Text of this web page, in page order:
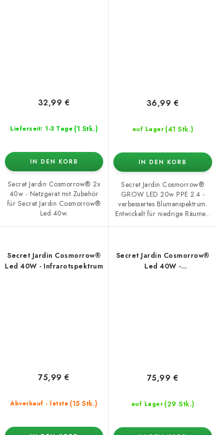
Lieferzeit: 1-3 Tage (1 Stk.)
32,99 €
IN DEN KORB
Secret Jardin Cosmorrow® 2x
40w - Netzgerät mit Zubehör
für Secret Jardin Cosmorrow®
Led 40w.
auf Lager (41 Stk.)
36,99 €
IN DEN KORB
Secret Jardin Cosmorrow®
GROW LED 20w PPE 2.4 -
verbessertes Blumenspektrum.
Entwickelt für niedrige Räume...
Secret Jardin Cosmorrow®
Led 40W - Infrarotspektrum
Abverkauf - letzte (15 Stk.)
75,99 €
Secret Jardin Cosmorrow®
Led 40W -
auf Lager (29 Stk.)
75,99 €